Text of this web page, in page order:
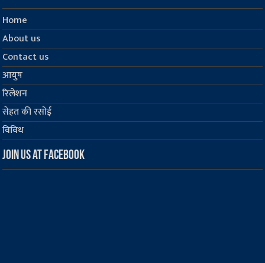
Home
About us
Contact us
आयुष
रिलेशन
सेहत की रसोई
विविध
Join us at Facebook